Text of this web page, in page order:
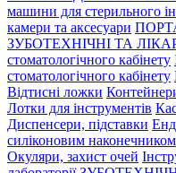
машини для стерильного
камери та аксесуари
ЗУБОТЕХНІЧНІ ТА
стоматологічного кабінету
стоматологічного кабінету
Відтисні ложки
Лотки для інструментів
Диспенсери, підставки
силіконовим наконечником
Окуляри, захист очей